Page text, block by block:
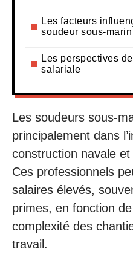
Les facteurs
soudeur sous-marin
Les perspectives
salariale
Les soudeurs sous-
principalement dans
construction navale
Ces professionnels
salaires élevés,
primes, en fonction
complexité des
travail.